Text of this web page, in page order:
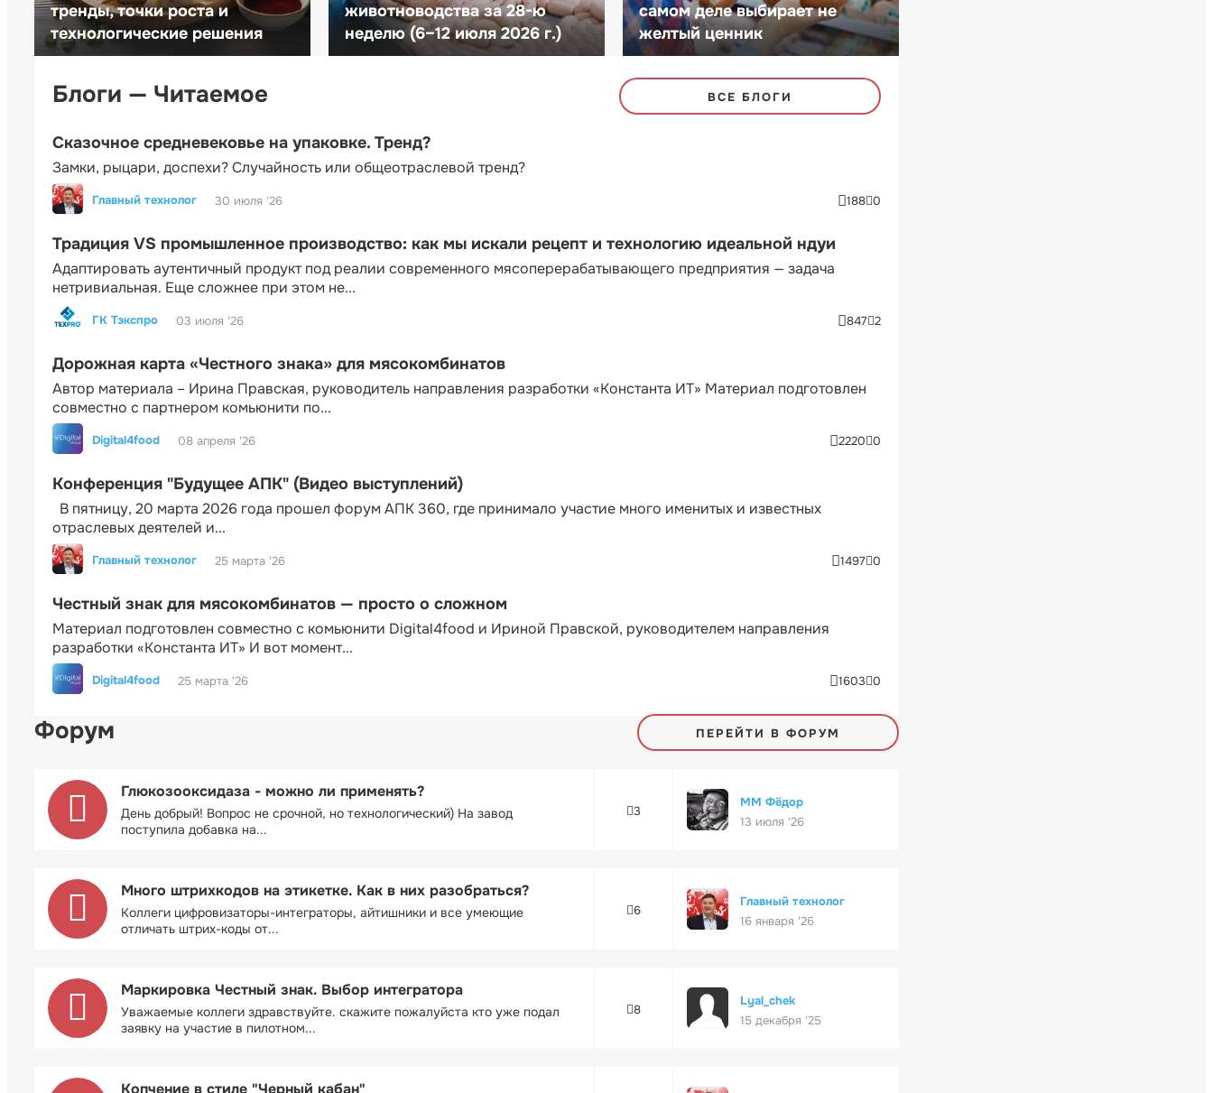
тренды, точки роста и
технологические решения
животноводства за 28-ю
неделю (6–12 июля 2026 г.)
самом деле выбирает не
желтый ценник
Блоги — Читаемое ВСЕ БЛОГИ
Сказочное средневековье на упаковке. Тренд?
Замки, рыцари, доспехи? Случайность или общеотраслевой тренд?
Главный технолог 30 июля '26 188 0
Традиция VS промышленное производство: как мы искали рецепт и технологию идеальной ндуи
Адаптировать аутентичный продукт под реалии современного мясоперерабатывающего предприятия — задача
нетривиальная. Еще сложнее при этом не...
ГК Тэкспро 03 июля '26 847 2
Дорожная карта «Честного знака» для мясокомбинатов
Автор материала – Ирина Правская, руководитель направления разработки «Константа ИТ» Материал подготовлен
совместно с партнером комьюнити по...
Digital4food 08 апреля '26 2220 0
Конференция "Будущее АПК" (Видео выступлений)
В пятницу, 20 марта 2026 года прошел форум АПК 360, где принимало участие много именитых и известных
отраслевых деятелей и...
Главный технолог 25 марта '26 1497 0
Честный знак для мясокомбинатов — просто о сложном
Материал подготовлен совместно с комьюнити Digital4food и Ириной Правской, руководителем направления
разработки «Константа ИТ» И вот момент...
Digital4food 25 марта '26 1603 0
Форум ПЕРЕЙТИ В ФОРУМ
Глюкозооксидаза - можно ли применять?
День добрый! Вопрос не срочной, но технологический) На завод
поступила добавка на...
3
ММ Фёдор
13 июля '26
Много штрихкодов на этикетке. Как в них разобраться?
Коллеги цифровизаторы-интеграторы, айтишники и все умеющие
отличать штрих-коды от...
6
Главный технолог
16 января '26
Маркировка Честный знак. Выбор интегратора
Уважаемые коллеги здравствуйте. скажите пожалуйста кто уже подал
заявку на участие в пилотном...
8
Lyal_chek
15 декабря '25
Копчение в стиле "Черный кабан"